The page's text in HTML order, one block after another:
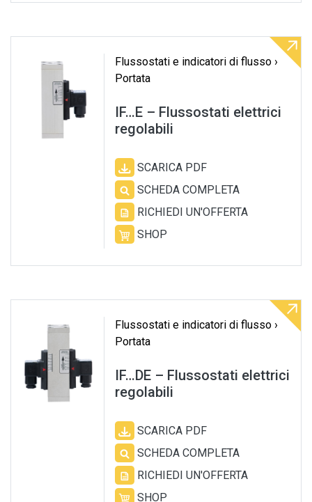
Flussostati e indicatori di flusso ›
Portata
IF…E – Flussostati elettrici
regolabili
SCARICA PDF
SCHEDA COMPLETA
RICHIEDI UN'OFFERTA
SHOP
Flussostati e indicatori di flusso ›
Portata
IF…DE – Flussostati elettrici
regolabili
SCARICA PDF
SCHEDA COMPLETA
RICHIEDI UN'OFFERTA
SHOP